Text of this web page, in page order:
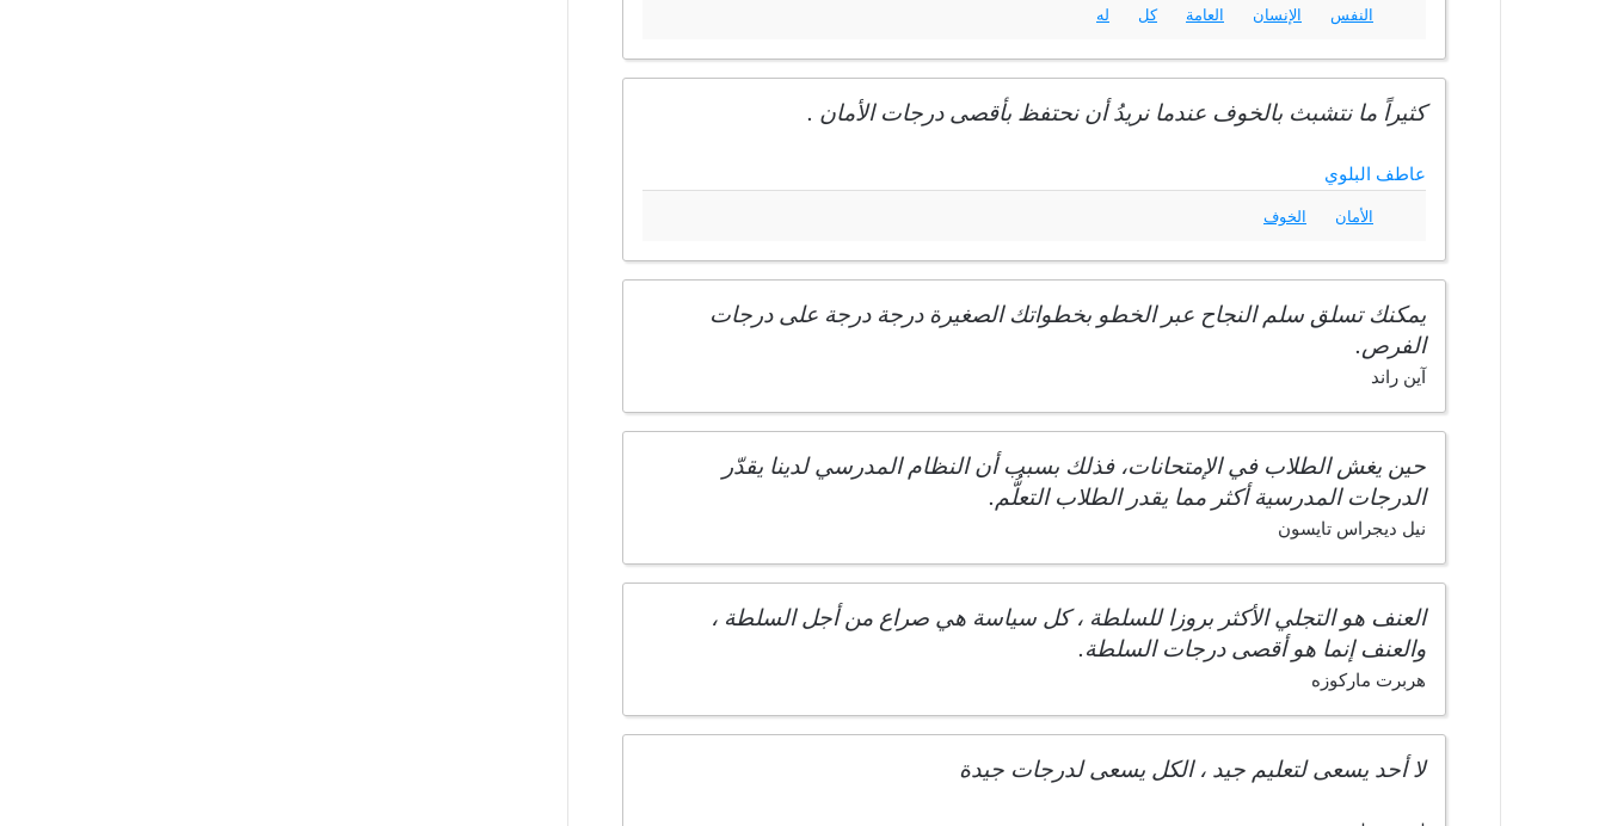
النفس الإنسان العامة كل له
كثيراً ما نتشبث بالخوف عندما نريدُ أن نحتفظ بأقصى درجات الأمان .
عاطف البلوي
الأمان الخوف
يمكنك تسلق سلم النجاح عبر الخطو بخطواتك الصغيرة درجة درجة على درجات
الفرص.
آين راند
حين يغش الطلاب في الإمتحانات، فذلك بسبب أن النظام المدرسي لدينا يقدّر
الدرجات المدرسية أكثر مما يقدر الطلاب التعلُّم.
نيل ديجراس تايسون
العنف هو التجلي الأكثر بروزا للسلطة ، كل سياسة هي صراع من أجل السلطة ،
والعنف إنما هو أقصى درجات السلطة.
هربرت ماركوزه
لا أحد يسعى لتعليم جيد ، الكل يسعى لدرجات جيدة